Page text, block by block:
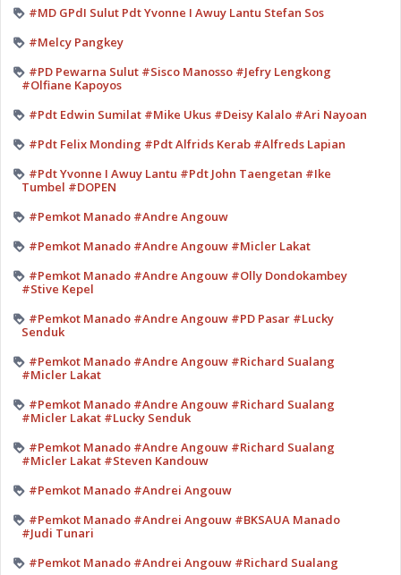
#MD GPdI Sulut Pdt Yvonne I Awuy Lantu Stefan Sos
#Melcy Pangkey
#PD Pewarna Sulut #Sisco Manosso #Jefry Lengkong
#Olfiane Kapoyos
#Pdt Edwin Sumilat #Mike Ukus #Deisy Kalalo #Ari Nayoan
#Pdt Felix Monding #Pdt Alfrids Kerab #Alfreds Lapian
#Pdt Yvonne I Awuy Lantu #Pdt John Taengetan #Ike
Tumbel #DOPEN
#Pemkot Manado #Andre Angouw
#Pemkot Manado #Andre Angouw #Micler Lakat
#Pemkot Manado #Andre Angouw #Olly Dondokambey
#Stive Kepel
#Pemkot Manado #Andre Angouw #PD Pasar #Lucky
Senduk
#Pemkot Manado #Andre Angouw #Richard Sualang
#Micler Lakat
#Pemkot Manado #Andre Angouw #Richard Sualang
#Micler Lakat #Lucky Senduk
#Pemkot Manado #Andre Angouw #Richard Sualang
#Micler Lakat #Steven Kandouw
#Pemkot Manado #Andrei Angouw
#Pemkot Manado #Andrei Angouw #BKSAUA Manado
#Judi Tunari
#Pemkot Manado #Andrei Angouw #Richard Sualang